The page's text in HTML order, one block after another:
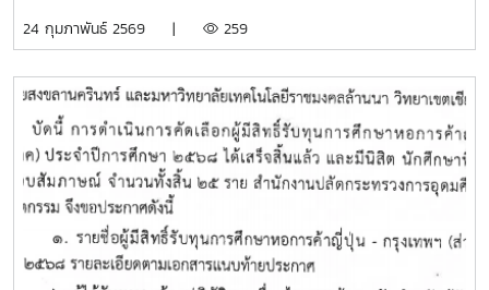
เป็นผู้รับมอบทุนการศึกษา "รองศาสตราจารย์ ดร.บุญเอิญ มิลิ
24 กุมภาพันธ์ 2569 | 259